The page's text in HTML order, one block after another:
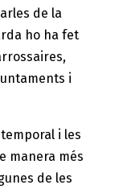
de la
ho ha fet
i
i les
manera més
de les